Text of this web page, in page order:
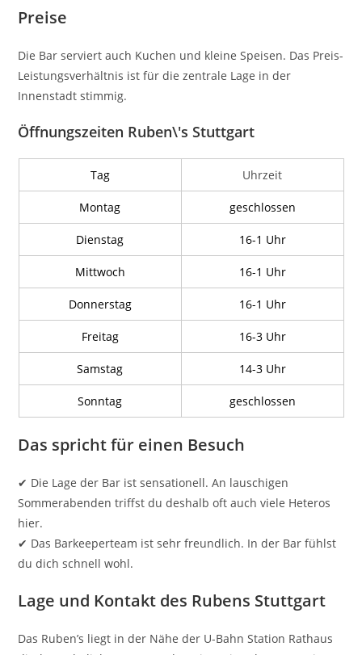
Preise
Die Bar serviert auch Kuchen und kleine Speisen. Das Preis-
Leistungsverhältnis ist für die zentrale Lage in der
Innenstadt stimmig.
Öffnungszeiten Ruben\'s Stuttgart
Tag Uhrzeit
Montag geschlossen
Dienstag 16-1 Uhr
Mittwoch 16-1 Uhr
Donnerstag 16-1 Uhr
Freitag 16-3 Uhr
Samstag 14-3 Uhr
Sonntag geschlossen
Das spricht für einen Besuch
✔ Die Lage der Bar ist sensationell. An lauschigen
Sommerabenden triffst du deshalb oft auch viele Heteros
hier.
✔ Das Barkeeperteam ist sehr freundlich. In der Bar fühlst
du dich schnell wohl.
Lage und Kontakt des Rubens Stuttgart
Das Ruben’s liegt in der Nähe der U-Bahn Station Rathaus